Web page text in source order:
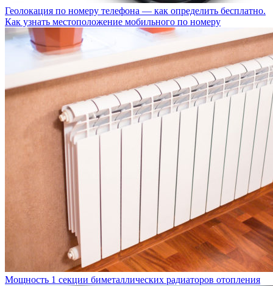
Геолокация по номеру телефона — как определить бесплатно.
Как узнать местоположение мобильного по номеру
Мощность 1 секции биметаллических радиаторов отопления